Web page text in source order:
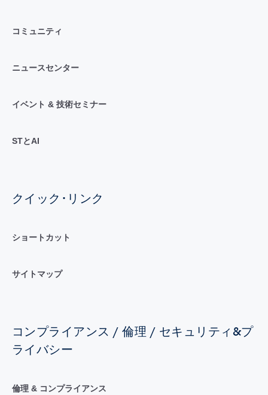
コミュニティ
ニュースセンター
イベント & 技術セミナー
STとAI
クイック･リンク
ショートカット
サイトマップ
コンプライアンス / 倫理 / セキュリティ&プ
ライバシー
倫理 & コンプライアンス